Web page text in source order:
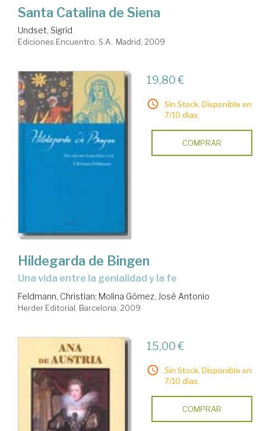
Santa Catalina de Siena
Undset, Sigrid
Ediciones Encuentro, S.A.. Madrid, 2009
19,80 €
Sin Stock. Disponible en
7/10 días.
COMPRAR
Hildegarda de Bingen
una vida entre la genialidad y la fe
Feldmann, Christian; Molina Gómez, José Antonio
Herder Editorial. Barcelona, 2009
15,00 €
Sin Stock. Disponible en
7/10 días.
COMPRAR